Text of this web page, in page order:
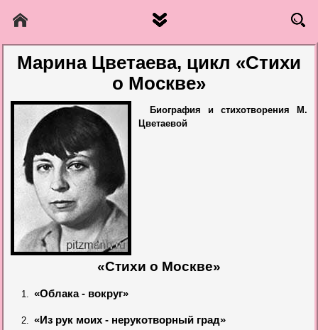
Марина Цветаева, цикл «Стихи
о Москве»
Биография и стихотворения М.
Цветаевой
«Стихи о Москве»
«Облака - вокруг»
«Из рук моих - нерукотворный град»